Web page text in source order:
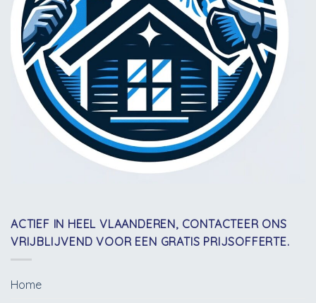
ACTIEF IN HEEL VLAANDEREN, CONTACTEER ONS
VRIJBLIJVEND VOOR EEN GRATIS PRIJSOFFERTE.
Home